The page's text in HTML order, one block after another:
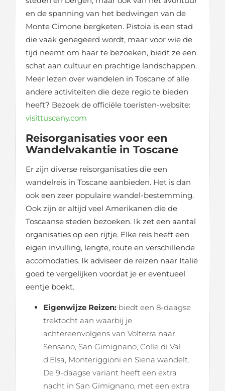
en de spanning van het bedwingen van de
Monte Cimone bergketen. Pistoia is een stad
die vaak genegeerd wordt, maar voor wie de
tijd neemt om haar te bezoeken, biedt ze een
schat aan cultuur en prachtige landschappen.
Meer lezen over wandelen in Toscane of alle
andere activiteiten die deze regio te bieden
heeft? Bezoek de officiële toeristen-website:
visittuscany.com
Reisorganisaties voor een
Wandelvakantie in Toscane
Er zijn diverse reisorganisaties die een
wandelreis in Toscane aanbieden. Het is dan
ook een zeer populaire wandel-bestemming.
Ook zijn er altijd veel Amerikanen die de
Toscaanse steden bezoeken. Ik zet een aantal
organisaties op een rijtje. Elke reis heeft een
eigen invulling, lengte, route en verschillende
accomodaties. Ik adviseer de reizen naar Italië
goed te vergelijken voordat je er eventueel
eentje boekt.
Eigenwijze Reizen: biedt een 8-daagse
trektocht aan waarbij je
achtereenvolgens van Volterra naar
Sensano, San Gimignano, Colle di Val
d’Elsa, Monteriggioni en Siena wandelt.
De 9-daagse variant heeft een extra
nacht in San Gimignano, met een extra